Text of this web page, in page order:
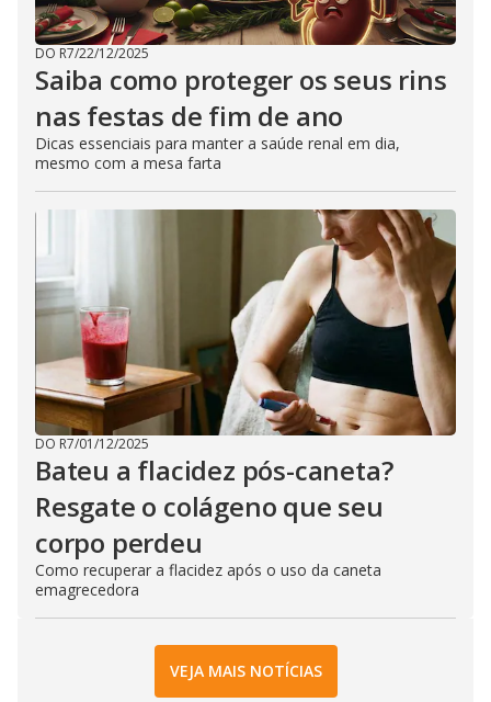
DO R7/22/12/2025
Saiba como proteger os seus rins
nas festas de fim de ano
Dicas essenciais para manter a saúde renal em dia,
mesmo com a mesa farta
DO R7/01/12/2025
Bateu a flacidez pós-caneta?
Resgate o colágeno que seu
corpo perdeu
Como recuperar a flacidez após o uso da caneta
emagrecedora
VEJA MAIS NOTÍCIAS